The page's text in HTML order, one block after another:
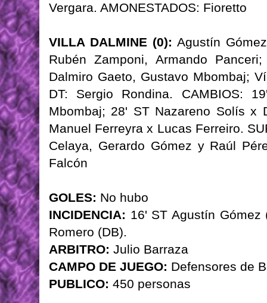
Vergara. AMONESTADOS: Fioretto
VILLA DALMINE (0): Agustín
Rubén Zamponi, Armando
Dalmiro Gaeto, Gustavo Mbombaj;
DT: Sergio Rondina. CAMBIOS:
Mbombaj; 28' ST Nazareno Solís x
Manuel Ferreyra x Lucas Ferreiro.
Celaya, Gerardo Gómez y Raúl
Falcón
GOLES: No hubo
INCIDENCIA: 16' ST Agustín
Romero (DB).
ARBITRO: Julio Barraza
CAMPO DE JUEGO: Defensores de
PUBLICO: 450 personas